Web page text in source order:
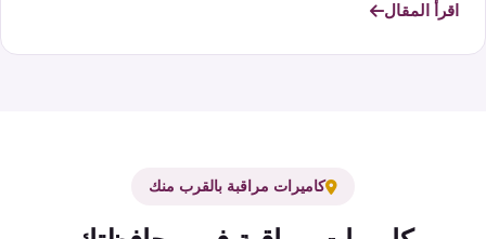
اقرأ المقال
كاميرات مراقبة بالقرب منك